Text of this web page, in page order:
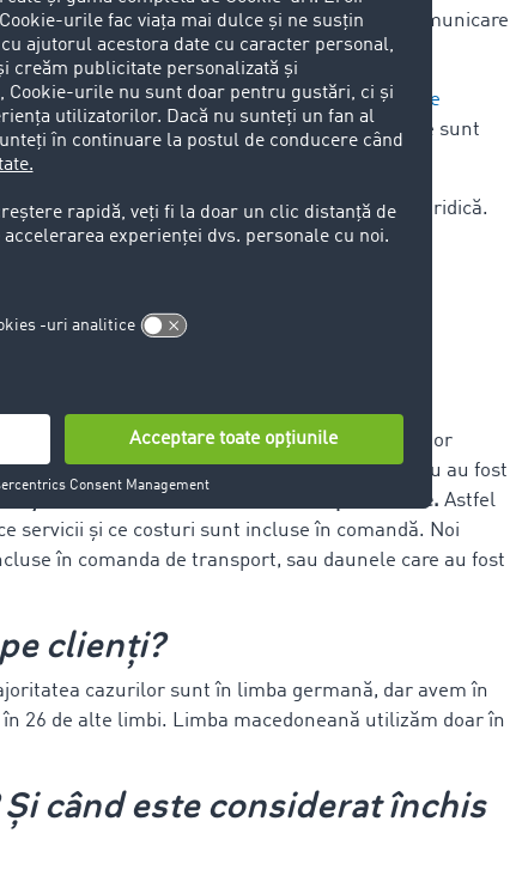
iar uneori nici engleză, nu poate exista o comunicare
echipa noastră este multilingvă.
de expediții nu știu foarte binece drepturi și ce
facă și ce este obligatoriu. De asemenea, care sunt
juridică, dar putem explica situația juridică.
granițe sunt adesea necunoscute. De aceea
Noi considerăm intervenția noastră ca fiind
Ce nu poate face un
Să presupunem că un transportator
au fost negociate în prealabil la telefon, dar nu au fost
întotdeauna în scris costurile suplimentare. Astfel
servicii și ce costuri sunt incluse în comandă. Noi
în comanda de transport, sau daunele care au fost
clienți?
cazurilor sunt în limba germană, dar avem în
26 de alte limbi. Limba macedoneană utilizăm doar în
când este considerat închis